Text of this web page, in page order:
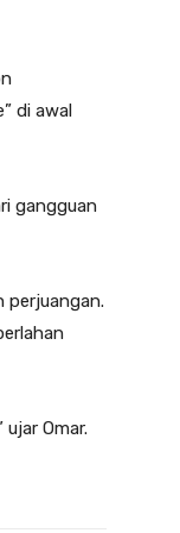
di awal
gangguan
perjuangan.
Omar.